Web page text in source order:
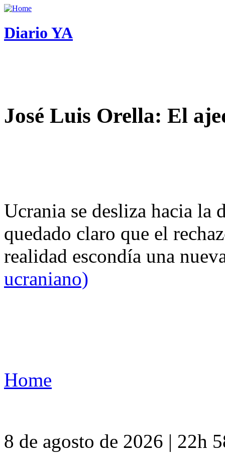
Diario YA
José Luis Orella: El
Ucrania se desliza hacia
quedado claro que el
realidad escondía una
ucraniano)
Home
8 de agosto de 2026 | 22h